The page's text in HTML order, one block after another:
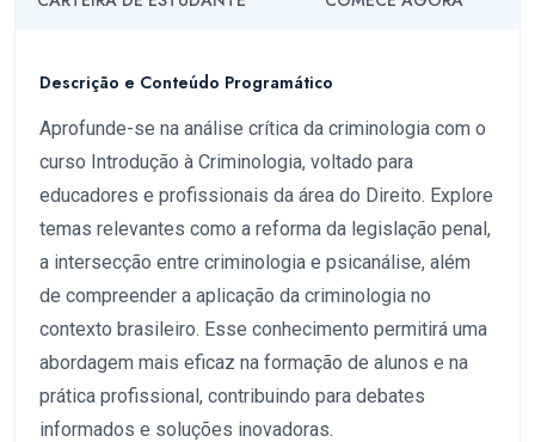
Descrição e Conteúdo Programático
Aprofunde-se na análise crítica da criminologia com o
curso Introdução à Criminologia, voltado para
educadores e profissionais da área do Direito. Explore
temas relevantes como a reforma da legislação penal,
a intersecção entre criminologia e psicanálise, além
de compreender a aplicação da criminologia no
contexto brasileiro. Esse conhecimento permitirá uma
abordagem mais eficaz na formação de alunos e na
prática profissional, contribuindo para debates
informados e soluções inovadoras.